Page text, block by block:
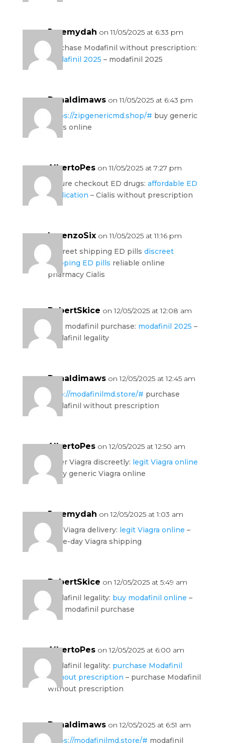
Jeremydah on 11/05/2025 at 6:33 pm
purchase Modafinil without prescription:
modafinil 2025 – modafinil 2025
Ronaldimaws on 11/05/2025 at 6:43 pm
https://zipgenericmd.shop/# buy generic
Cialis online
AlbertoPes on 11/05/2025 at 7:27 pm
secure checkout ED drugs: affordable ED
medication – Cialis without prescription
LorenzoSix on 11/05/2025 at 11:16 pm
discreet shipping ED pills discreet
shipping ED pills reliable online
pharmacy Cialis
RobertSkice on 12/05/2025 at 12:08 am
safe modafinil purchase: modafinil 2025 –
modafinil legality
Ronaldimaws on 12/05/2025 at 12:45 am
http://modafinilmd.store/# purchase
Modafinil without prescription
AlbertoPes on 12/05/2025 at 12:50 am
order Viagra discreetly: legit Viagra online
– buy generic Viagra online
Jeremydah on 12/05/2025 at 1:03 am
fast Viagra delivery: legit Viagra online –
same-day Viagra shipping
RobertSkice on 12/05/2025 at 5:49 am
modafinil legality: buy modafinil online –
safe modafinil purchase
AlbertoPes on 12/05/2025 at 6:00 am
modafinil legality: purchase Modafinil
without prescription – purchase Modafinil
without prescription
Ronaldimaws on 12/05/2025 at 6:51 am
https://modafinilmd.store/# modafinil